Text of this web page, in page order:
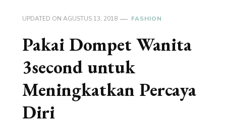
UPDATED ON AGUSTUS 13, 2018 FASHION
Pakai Dompet Wanita
3second untuk
Meningkatkan Percaya
Diri